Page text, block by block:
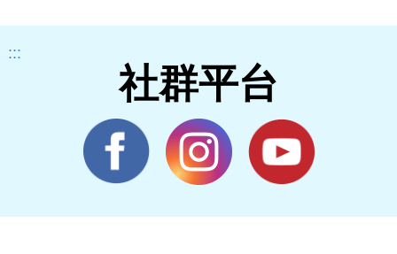
:::
社群平台